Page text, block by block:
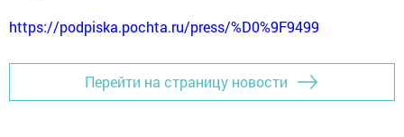
https://podpiska.pochta.ru/press/%D0%9F9499
Перейти на страницу новости